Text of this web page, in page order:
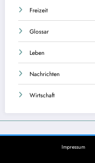
Freizeit
Glossar
Leben
Nachrichten
Wirtschaft
Impressum